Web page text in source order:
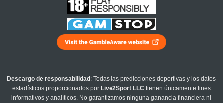
Descargo de responsabilidad : Todas las predicciones deportivas y los datos
estadísticos proporcionados por Live2Sport LLC tienen únicamente fines
informativos y analíticos. No garantizamos ninguna ganancia financiera ni